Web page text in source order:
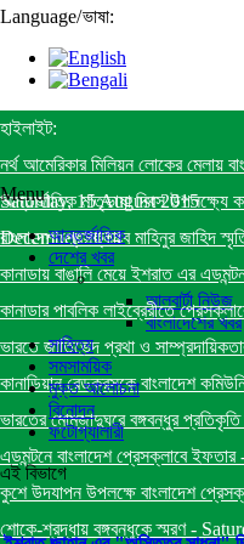
Language/ভাষা:
হাইলাইট:
নর্থ আমেরিকার মিলিয়ন লোকের মেলায়
Saturday, 15 August 2015
আন্তর্জাতিক মাতৃভাষা দিবস উপলক্ষ্যে
December 2014
বাংলাদেশ প্রেসক্লাবে মাহিনুর জাহিদ
কানাডায় বাঙালি মেয়ে ইশরাত এর
কানাডার পাবলিক লাইব্রেরীতে
ভারতে জাতিভেদ প্রথা ও
কানাডিয়ান রেডক্রসকে বাংলাদেশ
ভারতের মোমজাদুঘরে বঙ্গবন্ধুর
এডমন্টনে বাংলাদেশ প্রেসক্লাবে ইফতার
কুশে উদযাপন উপলক্ষে বাংলাদেশ
শোকে-শ্রদ্ধায় বঙ্গবন্ধুকে স্মরণ-
Menu
আন্তর্জাতিক
দেশের খবর
আলবার্টা নিউজ
বাংলাদেশের খবর
সাহিত্য
সমসাময়িক
মুক্ত আলোচনা
বিনোদন
ফটোগ্যালারী
এই বিভাগে